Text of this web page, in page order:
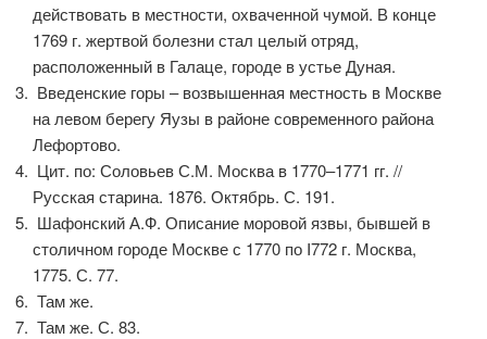
действовать в местности, охваченной чумой. В конце
1769 г. жертвой болезни стал целый отряд,
расположенный в Галаце, городе в устье Дуная.
Введенские горы – возвышенная местность в Москве
на левом берегу Яузы в районе современного района
Лефортово.
Цит. по: Соловьев С.М. Москва в 1770–1771 гг. //
Русская старина. 1876. Октябрь. С. 191.
Шафонский А.Ф. Описание моровой язвы, бывшей в
столичном городе Москве с 1770 по I772 г. Москва,
1775. С. 77.
Там же.
Там же. С. 83.